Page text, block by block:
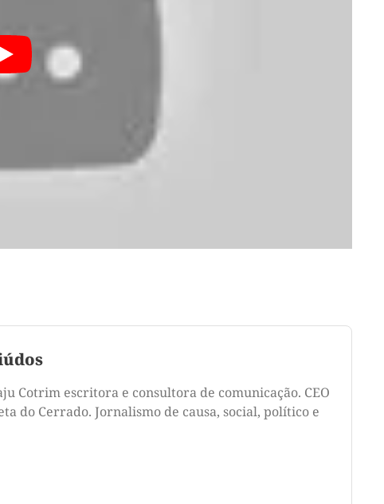
Cotrim escritora e consultora de comunicação. CEO
do Cerrado. Jornalismo de causa, social, político e